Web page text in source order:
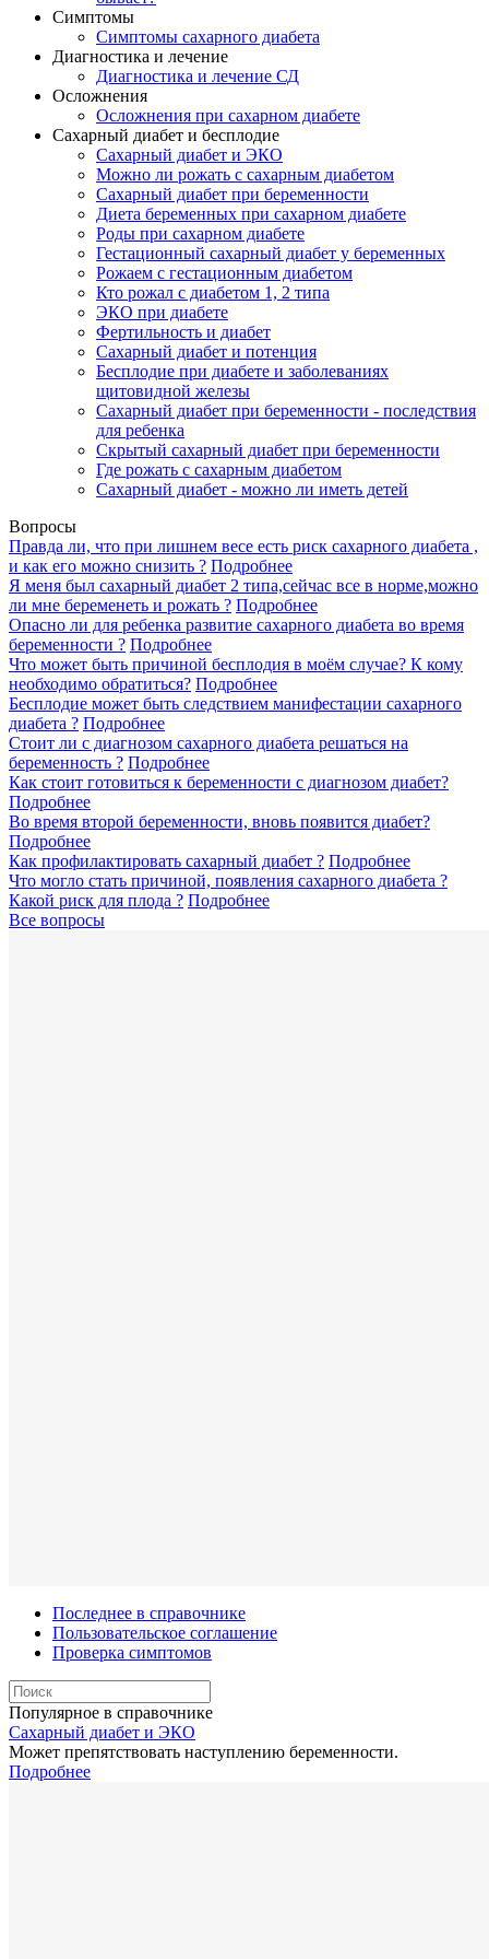
Симптомы
Симптомы сахарного диабета
Диагностика и лечение
Диагностика и лечение СД
Осложнения
Осложнения при сахарном диабете
Сахарный диабет и бесплодие
Сахарный диабет и ЭКО
Можно ли рожать с сахарным диабетом
Сахарный диабет при беременности
Диета беременных при сахарном диабете
Роды при сахарном диабете
Гестационный сахарный диабет у беременных
Рожаем с гестационным диабетом
Кто рожал с диабетом 1, 2 типа
ЭКО при диабете
Фертильность и диабет
Сахарный диабет и потенция
Бесплодие при диабете и заболеваниях
щитовидной железы
Сахарный диабет при беременности - последствия
для ребенка
Скрытый сахарный диабет при беременности
Где рожать с сахарным диабетом
Сахарный диабет - можно ли иметь детей
Вопросы
Правда ли, что при лишнем весе есть риск сахарного диабета ,
и как его можно снизить ? Подробнее
Я меня был сахарный диабет 2 типа,сейчас все в норме,можно
ли мне беременеть и рожать ? Подробнее
Опасно ли для ребенка развитие сахарного диабета во время
беременности ? Подробнее
Что может быть причиной бесплодия в моём случае? К кому
необходимо обратиться? Подробнее
Бесплодие может быть следствием манифестации сахарного
диабета ? Подробнее
Стоит ли с диагнозом сахарного диабета решаться на
беременность ? Подробнее
Как стоит готовиться к беременности с диагнозом диабет?
Подробнее
Во время второй беременности, вновь появится диабет?
Подробнее
Как профилактировать сахарный диабет ? Подробнее
Что могло стать причиной, появления сахарного диабета ?
Какой риск для плода ? Подробнее
Все вопросы
Последнее в справочнике
Пользовательское соглашение
Проверка симптомов
Популярное в справочнике
Сахарный диабет и ЭКО
Может препятствовать наступлению беременности.
Подробнее